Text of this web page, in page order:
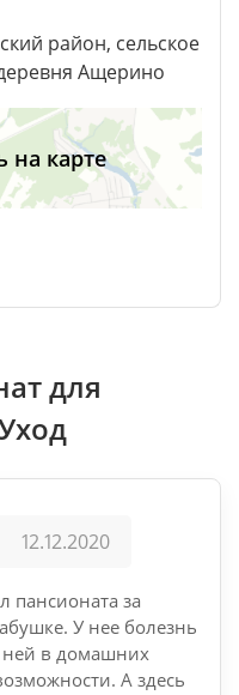
район, сельское
Ащерино
на карте
для
12.12.2020
пансионата за
У нее болезнь
ней в домашних
А здесь